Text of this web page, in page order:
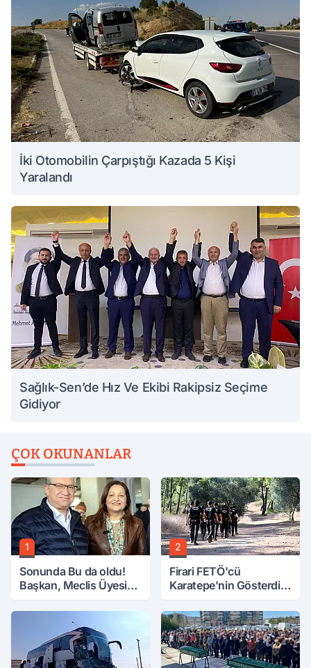
İki Otomobilin Çarpıştığı Kazada 5 Kişi
Yaralandı
Sağlık-Sen’de Hız Ve Ekibi Rakipsiz Seçime
Gidiyor
ÇOK OKUNANLAR
1
Sonunda Bu da oldu!
Başkan, Meclis Üyesini
Attırdı
2
Firari FETÖ'cü
Karatepe'nin Gösterdiği
Aranıyor